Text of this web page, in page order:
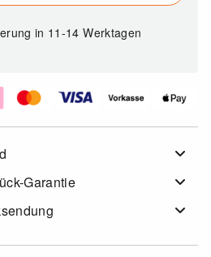
in 11-14 Werktagen
Garantie